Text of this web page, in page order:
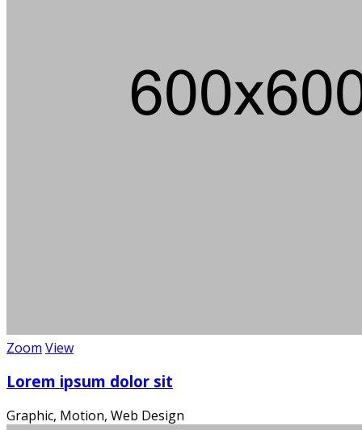
Zoom View
Lorem ipsum dolor sit
Graphic, Motion, Web Design